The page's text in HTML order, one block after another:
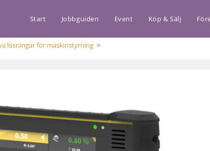
Start Jobbguiden Event Köp & Sälj
lösningar för maskinstyrning >